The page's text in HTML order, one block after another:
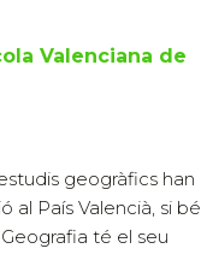
Valenciana de
geogràfics han
al País Valencià, si bé
té el seu